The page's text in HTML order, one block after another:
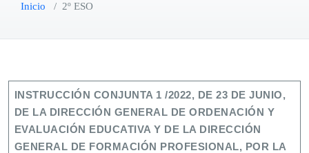
Inicio / 2º ESO
INSTRUCCIÓN CONJUNTA 1 /2022, DE 23 DE JUNIO,
DE LA DIRECCIÓN GENERAL DE ORDENACIÓN Y
EVALUACIÓN EDUCATIVA Y DE LA DIRECCIÓN
GENERAL DE FORMACIÓN PROFESIONAL, POR LA